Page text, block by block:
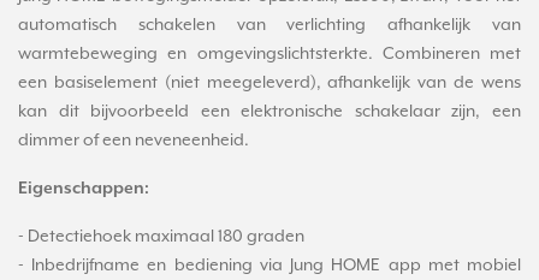
automatisch schakelen van verlichting afhankelijk van
warmtebeweging en omgevingslichtsterkte. Combineren met
een basiselement (niet meegeleverd), afhankelijk van de wens
kan dit bijvoorbeeld een elektronische schakelaar zijn, een
dimmer of een neveneenheid.
Eigenschappen:
- Detectiehoek maximaal 180 graden
- Inbedrijfname en bediening via Jung HOME app met mobiel